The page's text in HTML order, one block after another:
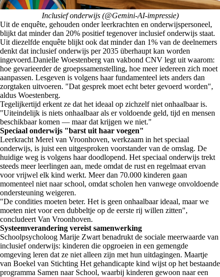
Inclusief onderwijs (@Gemini-AI-impressie)
Uit de enquête, gehouden onder leerkrachten en onderwijspersoneel,
blijkt dat minder dan 20% positief tegenover inclusief onderwijs staat.
Uit diezelfde enquête blijkt ook dat minder dan 1% van de deelnemers
denkt dat inclusief onderwijs per 2035 überhaupt kan worden
ingevoerd.Danielle Woestenberg van vakbond CNV legt uit waarom:
hoe gevarieerder de groepssamenstelling, hoe meer iedereen zich moet
aanpassen. Lesgeven is volgens haar fundamenteel iets anders dan
zorgtaken uitvoeren. "Dat gesprek moet echt beter gevoerd worden",
aldus Woestenberg.
Tegelijkertijd erkent ze dat het ideaal op zichzelf niet onhaalbaar is.
"Uiteindelijk is niets onhaalbaar als er voldoende geld, tijd en mensen
beschikbaar komen — maar dat krijgen we niet."
Speciaal onderwijs "barst uit haar voegen"
Leerkracht Merel van Vroonhoven, werkzaam in het speciaal
onderwijs, is juist een uitgesproken voorstander van de omslag. De
huidige weg is volgens haar doodlopend. Het speciaal onderwijs trekt
steeds meer leerlingen aan, mede omdat de rust en regelmaat ervan
voor vrijwel elk kind werkt. Meer dan 70.000 kinderen gaan
momenteel niet naar school, omdat scholen hen vanwege onvoldoende
ondersteuning weigeren.
"De condities moeten beter. Het is geen onhaalbaar ideaal, maar we
moeten niet voor een dubbeltje op de eerste rij willen zitten",
concludeert Van Vroonhoven.
Systeemverandering vereist samenwerking
Schoolpsycholoog Marije Zwart benadrukt de sociale meerwaarde van
inclusief onderwijs: kinderen die opgroeien in een gemengde
omgeving leren dat ze niet alleen zijn met hun uitdagingen. Maartje
van Boekel van Stichting Het gehandicapte kind wijst op het bestaande
programma Samen naar School, waarbij kinderen gewoon naar een